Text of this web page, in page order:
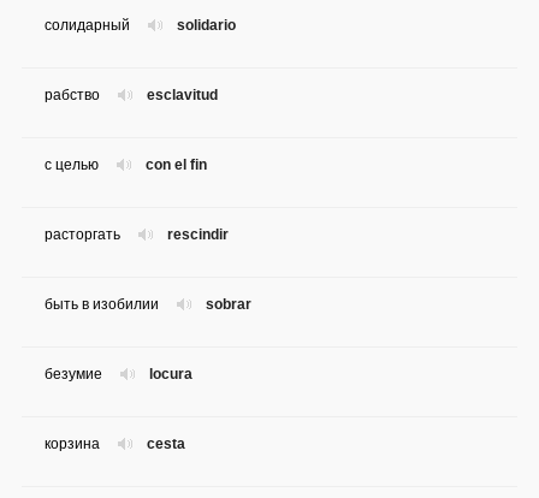
solidario
солидарный
esclavitud
рабство
con el fin
с целью
rescindir
расторгать
sobrar
быть в изобилии
locura
безумие
cesta
корзина